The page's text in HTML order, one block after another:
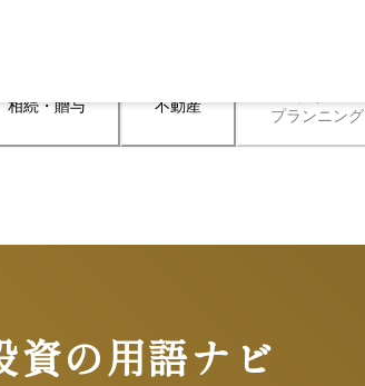
相続・贈与 不動産
プランニング
資の用語ナビ